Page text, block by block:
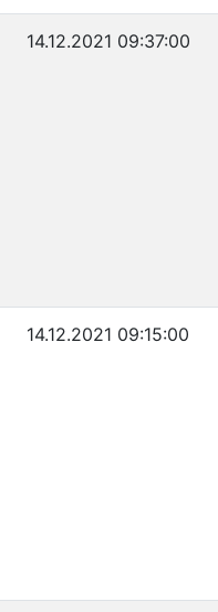
14.12.2021 09:37:00
14.12.2021 09:15:00